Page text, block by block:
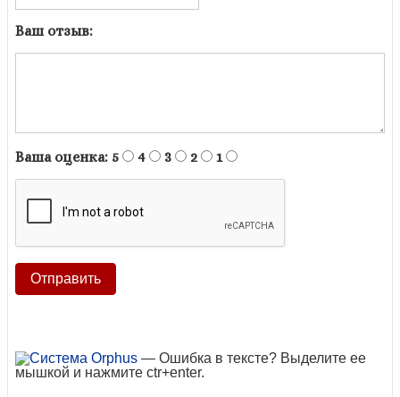
Ваш отзыв:
Ваша оценка: 5 4 3 2 1
— Ошибка в тексте? Выделите ее
мышкой и нажмите ctr+enter.